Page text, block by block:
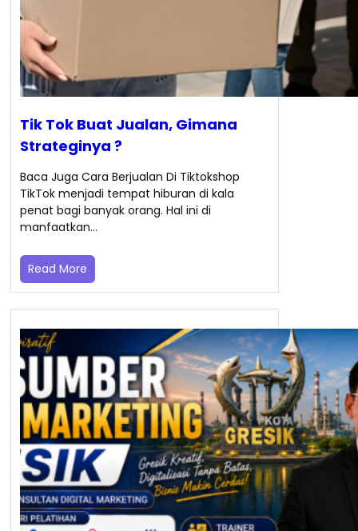
Tik Tok Buat Jualan, Gimana
Strateginya ?
Baca Juga Cara Berjualan Di Tiktokshop
TikTok menjadi tempat hiburan di kala
penat bagi banyak orang. Hal ini di
manfaatkan…
Read More